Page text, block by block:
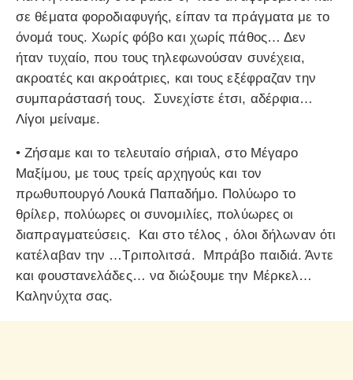
σε θέματα φοροδιαφυγής, είπαν τα πράγματα με το
όνομά τους. Χωρίς φόβο και χωρίς πάθος… Δεν
ήταν τυχαίο, που τους τηλεφωνούσαν συνέχεια,
ακροατές και ακροάτριες, και τους εξέφραζαν την
συμπαράστασή τους. Συνεχίστε έτσι, αδέρφια…
Λίγοι μείναμε.
• Ζήσαμε και το τελευταίο σήριαλ, στο Μέγαρο
Μαξίμου, με τους τρείς αρχηγούς και τον
πρωθυπουργό Λουκά Παπαδήμο. Πολύωρο το
θρίλερ, πολύωρες οι συνομιλίες, πολύωρες οι
διαπραγματεύσεις. Και στο τέλος , όλοι δήλωναν ότι
κατέλαβαν την …Τριπολιτσά. Μπράβο παιδιά. Άντε
και φουστανελάδες… να διώξουμε την Μέρκελ…
Καληνύχτα σας.